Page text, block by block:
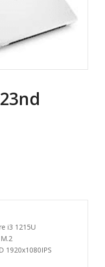
i3 1215U